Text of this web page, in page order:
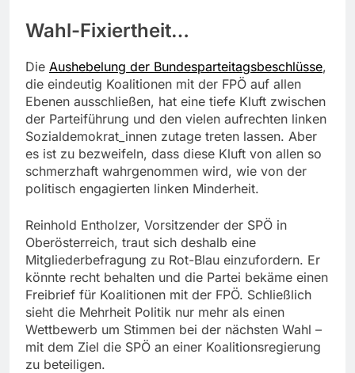
Wahl-Fixiertheit…
Die Aushebelung der Bundesparteitagsbeschlüsse,
die eindeutig Koalitionen mit der FPÖ auf allen
Ebenen ausschließen, hat eine tiefe Kluft zwischen
der Parteiführung und den vielen aufrechten linken
Sozialdemokrat_innen zutage treten lassen. Aber
es ist zu bezweifeln, dass diese Kluft von allen so
schmerzhaft wahrgenommen wird, wie von der
politisch engagierten linken Minderheit.
Reinhold Entholzer, Vorsitzender der SPÖ in
Oberösterreich, traut sich deshalb eine
Mitgliederbefragung zu Rot-Blau einzufordern. Er
könnte recht behalten und die Partei bekäme einen
Freibrief für Koalitionen mit der FPÖ. Schließlich
sieht die Mehrheit Politik nur mehr als einen
Wettbewerb um Stimmen bei der nächsten Wahl –
mit dem Ziel die SPÖ an einer Koalitionsregierung
zu beteiligen.